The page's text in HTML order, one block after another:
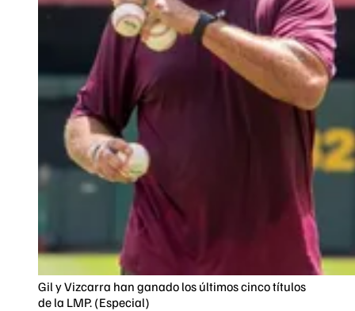
Gil y Vizcarra han ganado los últimos cinco títulos
de la LMP. (Especial)